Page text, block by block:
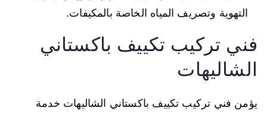
التهوية وتصريف المياه الخاصة بالمكيفات.
فني تركيب تكييف باكستاني
الشاليهات
يؤمن فني تركيب تكييف باكستاني الشاليهات خدمة